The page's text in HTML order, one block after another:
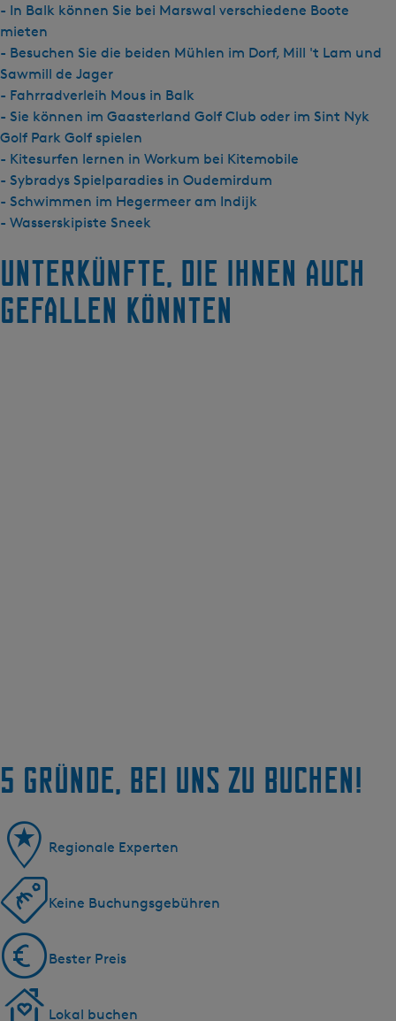
- In Balk können Sie bei Marswal verschiedene Boote
mieten
- Besuchen Sie die beiden Mühlen im Dorf, Mill 't Lam und
Sawmill de Jager
- Fahrradverleih Mous in Balk
- Sie können im Gaasterland Golf Club oder im Sint Nyk
Golf Park Golf spielen
- Kitesurfen lernen in Workum bei Kitemobile
- Sybradys Spielparadies in Oudemirdum
- Schwimmen im Hegermeer am Indijk
- Wasserskipiste Sneek
Unterkünfte, die Ihnen auch
gefallen könnten
5 Gründe, bei uns zu buchen!
Regionale Experten
Keine Buchungsgebühren
Bester Preis
Lokal buchen